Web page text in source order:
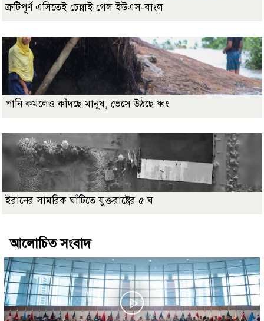
ত্রুটিপূর্ণ এসিতেই চেন্নাই গেল ইউএস-বাংল
পানি কমলেও কাঁদছে মানুষ, ভেসে উঠছে ধ্বং
ইরানের সামরিক ঘাঁটিতে যুক্তরাষ্ট্রের ৫ ঘ
আলোচিত সংবাদ